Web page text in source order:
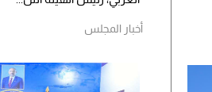
أخبار المجلس